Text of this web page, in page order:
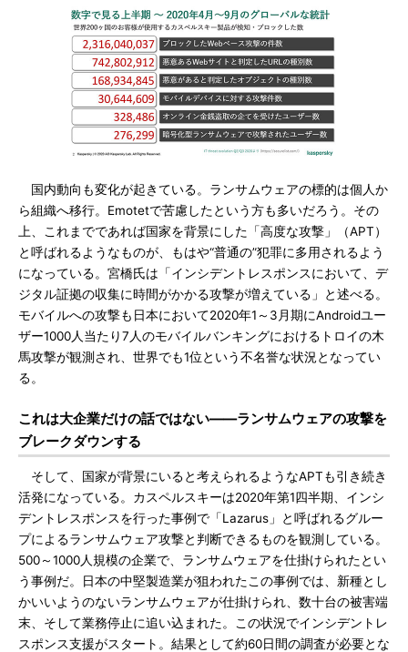
国内動向も変化が起きている。ランサムウェアの標的は個人か
ら組織へ移行。Emotetで苦慮したという方も多いだろう。その
上、これまでであれば国家を背景にした「高度な攻撃」（APT）
と呼ばれるようなものが、もはや“普通の”犯罪に多用されるよう
になっている。宮橋氏は「インシデントレスポンスにおいて、デ
ジタル証拠の収集に時間がかかる攻撃が増えている」と述べる。
モバイルへの攻撃も日本において2020年1～3月期にAndroidユー
ザー1000人当たり7人のモバイルバンキングにおけるトロイの木
馬攻撃が観測され、世界でも1位という不名誉な状況となってい
る。
これは大企業だけの話ではない――ランサムウェアの攻撃を
ブレークダウンする
そして、国家が背景にいると考えられるようなAPTも引き続き
活発になっている。カスペルスキーは2020年第1四半期、インシ
デントレスポンスを行った事例で「Lazarus」と呼ばれるグルー
プによるランサムウェア攻撃と判断できるものを観測している。
500～1000人規模の企業で、ランサムウェアを仕掛けられたとい
う事例だ。日本の中堅製造業が狙われたこの事例では、新種とし
かいいようのないランサムウェアが仕掛けられ、数十台の被害端
末、そして業務停止に追い込まれた。この状況でインシデントレ
スポンス支援がスタート。結果として約60日間の調査が必要とな